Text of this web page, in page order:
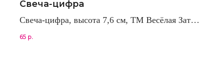
Свеча-цифра
Свеча-цифра, высота 7,6 см, ТМ Весёлая Затея
(Китай)
65 р.